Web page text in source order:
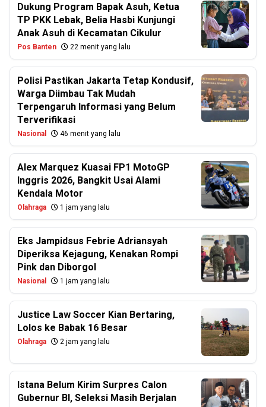
Dukung Program Bapak Asuh, Ketua
TP PKK Lebak, Belia Hasbi Kunjungi
Anak Asuh di Kecamatan Cikulur
Pos Banten 22 menit yang lalu
Polisi Pastikan Jakarta Tetap Kondusif,
Warga Diimbau Tak Mudah
Terpengaruh Informasi yang Belum
Terverifikasi
Nasional 46 menit yang lalu
Alex Marquez Kuasai FP1 MotoGP
Inggris 2026, Bangkit Usai Alami
Kendala Motor
Olahraga 1 jam yang lalu
Eks Jampidsus Febrie Adriansyah
Diperiksa Kejagung, Kenakan Rompi
Pink dan Diborgol
Nasional 1 jam yang lalu
Justice Law Soccer Kian Bertaring,
Lolos ke Babak 16 Besar
Olahraga 2 jam yang lalu
Istana Belum Kirim Surpres Calon
Gubernur BI, Seleksi Masih Berjalan